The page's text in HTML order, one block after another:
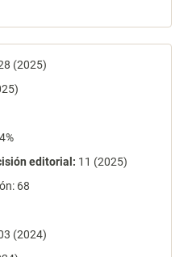
(2025)
editorial: 11 (2025)
68
(2024)